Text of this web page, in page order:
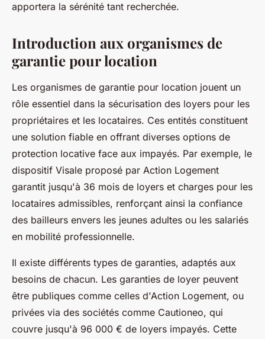
apportera la sérénité tant recherchée.
Introduction aux organismes de
garantie pour location
Les organismes de garantie pour location jouent un
rôle essentiel dans la sécurisation des loyers pour les
propriétaires et les locataires. Ces entités constituent
une solution fiable en offrant diverses options de
protection locative face aux impayés. Par exemple, le
dispositif Visale proposé par Action Logement
garantit jusqu'à 36 mois de loyers et charges pour les
locataires admissibles, renforçant ainsi la confiance
des bailleurs envers les jeunes adultes ou les salariés
en mobilité professionnelle.
Il existe différents types de garanties, adaptés aux
besoins de chacun. Les garanties de loyer peuvent
être publiques comme celles d'Action Logement, ou
privées via des sociétés comme Cautioneo, qui
couvre jusqu'à 96 000 € de loyers impayés. Cette